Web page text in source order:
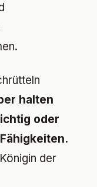
halten
oder
der